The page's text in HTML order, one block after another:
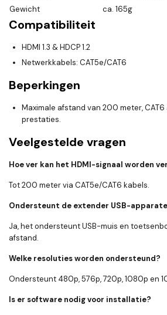
Gewicht
ca. 165g
Compatibiliteit
HDMI 1.3 & HDCP 1.2
Netwerkkabels: CAT5e/CAT6
Beperkingen
Maximale afstand van 200 meter,
prestaties.
Veelgestelde vragen
Hoe ver kan het HDMI-signaal worden
Tot 200 meter via CAT5e/CAT6 kabels.
Ondersteunt de extender USB-
Ja, het ondersteunt USB-muis en
afstand.
Welke resoluties worden ondersteund?
Ondersteunt 480p, 576p, 720p, 1080p en
Is er software nodig voor installatie?